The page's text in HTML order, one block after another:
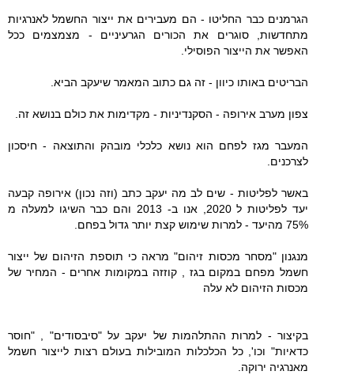
הגרמנים כבר החליטו - הם מעבירים את ייצור החשמל לאנרגיות
מתחדשות, סוגרים את הכורים הגרעיניים - מצמצמים ככל
האפשר את הייצור הפוסילי.
הבריטים באותו כיוון - זה גם כתוב המאמר שיעקב הביא.
צפון מערב אירופה - הסקנדיניות - מקדימות את כולם בנושא זה.
המעבר מגז לפחם הוא נושא כלכלי מובהק והתוצאה - חיסכון
לצרכנים.
באשר לפליטות - שים לב מה יעקב כתב (וזה נכון) אירופה קבעה
יעד לפליטות ל 2020, אנו ב- 2013 והם כבר השיגו למעלה מ
75% מהיעד - למרות שימוש קצת יותר גדול בפחם.
מנגנון "מסחר מכסות זיהום" מראה כי תוספת הזיהום של ייצור
חשמל מפחם במקום בגז , קוזזה במקומות אחרים - המחיר של
מכסות הזיהום לא עלה
בקיצור - למרות ההתלהמות של יעקב על "סיבסודים" , "חוסר
כדאיות" וכו', כל הכלכלות המובילות בעולם רצות לייצור חשמל
מאנרגיה ירוקה.